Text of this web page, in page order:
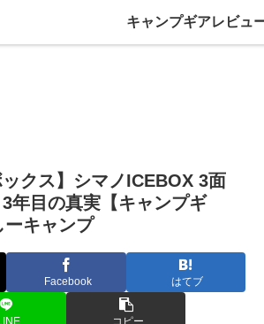
ックス】シマノICEBOX 3面
目の真実【キャンプギ
ーキャンプ
Facebook はてブ
キャンプギアレビュ